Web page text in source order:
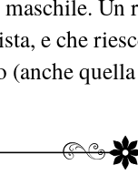
Un
e che
(anche